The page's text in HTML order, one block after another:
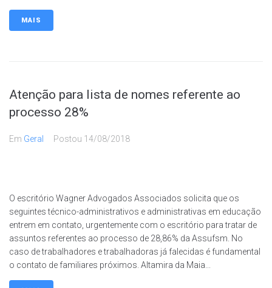
MAIS
Atenção para lista de nomes referente ao
processo 28%
Em Geral Postou 14/08/2018
O escritório Wagner Advogados Associados solicita que os
seguintes técnico-administrativos e administrativas em educação
entrem em contato, urgentemente com o escritório para tratar de
assuntos referentes ao processo de 28,86% da Assufsm. No
caso de trabalhadores e trabalhadoras já falecidas é fundamental
o contato de familiares próximos. Altamira da Maia...